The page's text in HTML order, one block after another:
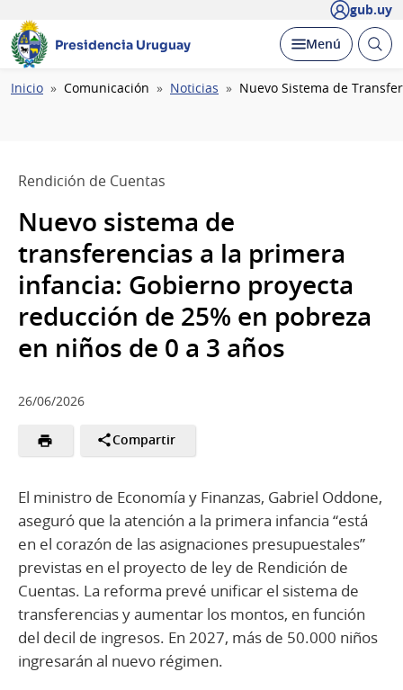
gub.uy
Presidencia Uruguay Desplegar
Menú Abrir
Ruta
Inicio Comunicación Noticias Nuevo Sistema de
Rendición de Cuentas
Nuevo sistema de
transferencias a la primera
infancia: Gobierno proyecta
reducción de 25% en pobreza
en niños de 0 a 3 años
26/06/2026
Compartir
El ministro de Economía y Finanzas, Gabriel Oddone,
aseguró que la atención a la primera infancia “está
en el corazón de las asignaciones presupuestales”
previstas en el proyecto de ley de Rendición de
Cuentas. La reforma prevé unificar el sistema de
transferencias y aumentar los montos, en función
del decil de ingresos. En 2027, más de 50.000 niños
ingresarán al nuevo régimen.